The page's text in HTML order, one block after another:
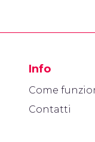
Info
Come
Contatti